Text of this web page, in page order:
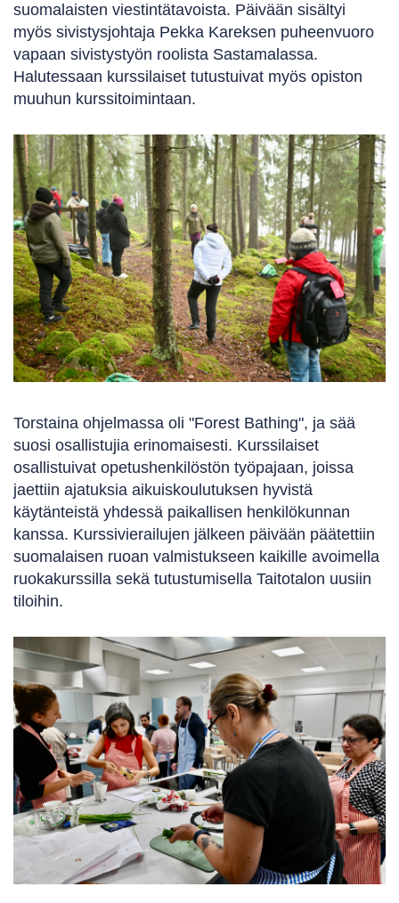
suomalaisten viestintätavoista. Päivään sisältyi
myös sivistysjohtaja Pekka Kareksen puheenvuoro
vapaan sivistystyön roolista Sastamalassa.
Halutessaan kurssilaiset tutustuivat myös opiston
muuhun kurssitoimintaan.
Torstaina ohjelmassa oli "Forest Bathing", ja sää
suosi osallistujia erinomaisesti. Kurssilaiset
osallistuivat opetushenkilöstön työpajaan, joissa
jaettiin ajatuksia aikuiskoulutuksen hyvistä
käytänteistä yhdessä paikallisen henkilökunnan
kanssa. Kurssivierailujen jälkeen päivään päätettiin
suomalaisen ruoan valmistukseen kaikille avoimella
ruokakurssilla sekä tutustumisella Taitotalon uusiin
tiloihin.